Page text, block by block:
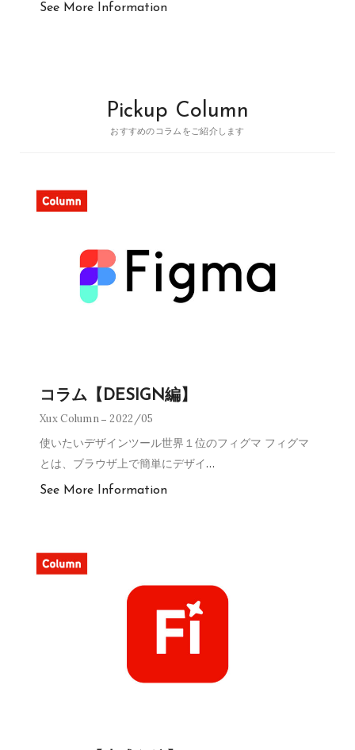
See More Information
Pickup Column
おすすめのコラムをご紹介します
コラム【DESIGN編】
Xux Column 2022/05
使いたいデザインツール世界１位のフィグマ フィグマ
とは、ブラウザ上で簡単にデザイ…
See More Information